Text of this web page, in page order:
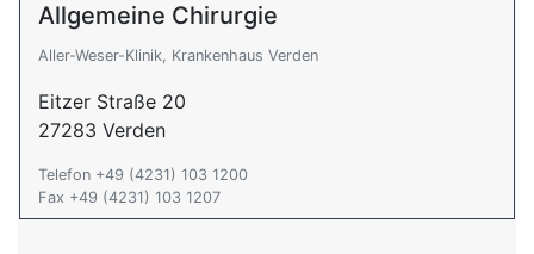
Allgemeine Chirurgie
Aller-Weser-Klinik, Krankenhaus Verden
Eitzer Straße 20
27283 Verden
Telefon +49 (4231) 103 1200
Fax +49 (4231) 103 1207